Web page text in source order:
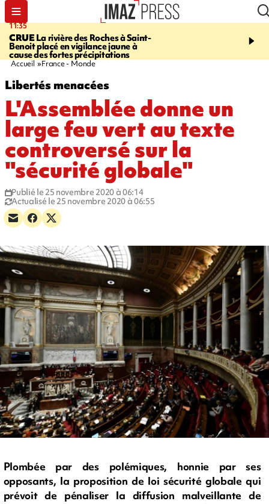
11:35
CRUELa rivière des Roches à Saint-
Benoit placé en vigilance jaune à
cause des fortes précipitations
11:57
Le
Papang a repris du
Accueil France - Monde
Libertés menacées
L'Assemblée donne un
large feu vert au texte
controversé sur la
"sécurité globale"
Publié le 25 novembre 2020 à 06:14
Actualisé le 25 novembre 2020 à 06:55
Plombée par des polémiques, honnie par ses
opposants, la proposition de loi sécurité globale qui
prévoit de pénaliser la diffusion malveillante de